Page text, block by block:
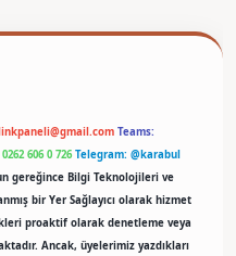
Teams:
606 0 726 Telegram: @karabul
gereğince Bilgi Teknolojileri ve
bir Yer Sağlayıcı olarak hizmet
proaktif olarak denetleme veya
Ancak, üyelerimiz yazdıkları